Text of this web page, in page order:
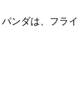
ンダは、フライ